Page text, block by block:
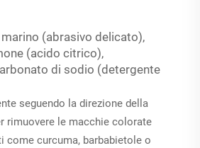
(abrasivo delicato),
(acido citrico),
di sodio (detergente
seguendo la direzione della
rimuovere le macchie colorate
come curcuma, barbabietole o